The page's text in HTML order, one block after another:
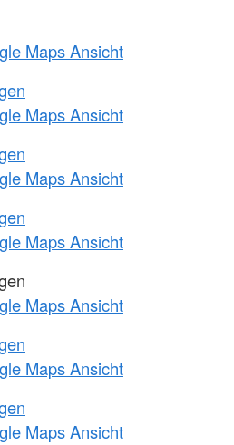
Maps Ansicht
Maps Ansicht
Maps Ansicht
Maps Ansicht
Maps Ansicht
Maps Ansicht
Maps Ansicht